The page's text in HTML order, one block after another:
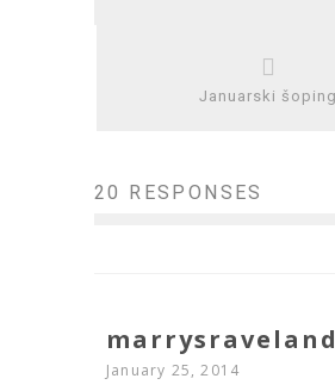
Januarski šoping
20 RESPONSES
marrysraveland
January 25, 2014